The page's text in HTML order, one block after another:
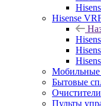
Hisense
Мобильные
Бытовые
Очистители
Пульты